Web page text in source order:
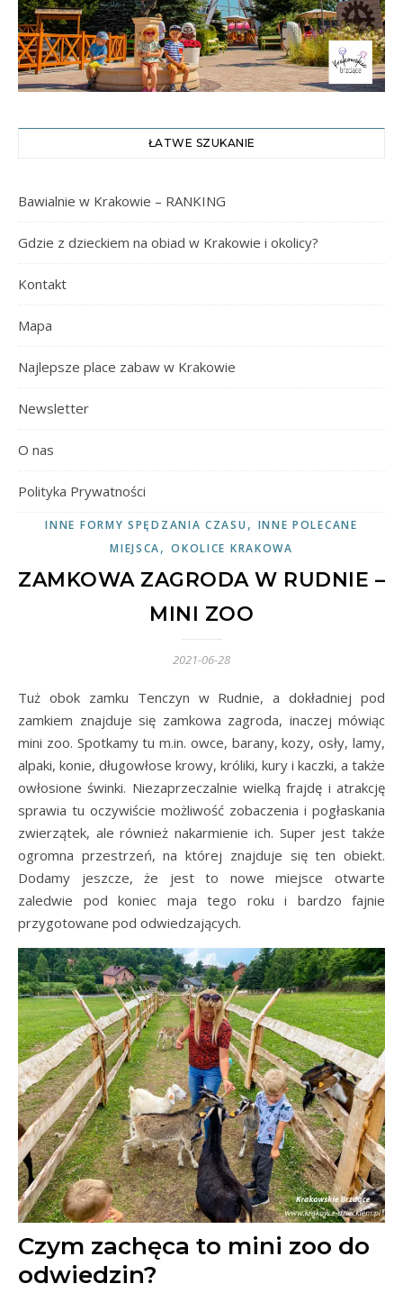
ŁATWE SZUKANIE
Bawialnie w Krakowie – RANKING
Gdzie z dzieckiem na obiad w Krakowie i okolicy?
Kontakt
Mapa
Najlepsze place zabaw w Krakowie
Newsletter
O nas
Polityka Prywatności
INNE FORMY SPĘDZANIA CZASU , INNE POLECANE
MIEJSCA,OKOLICE KRAKOWA
ZAMKOWA ZAGRODA W RUDNIE –
MINI ZOO
2021-06-28
Tuż obok zamku Tenczyn w Rudnie, a dokładniej pod
zamkiem znajduje się zamkowa zagroda, inaczej mówiąc
mini zoo. Spotkamy tu m.in. owce, barany, kozy, osły, lamy,
alpaki, konie, długowłose krowy, króliki, kury i kaczki, a także
owłosione świnki. Niezaprzeczalnie wielką frajdę i atrakcję
sprawia tu oczywiście możliwość zobaczenia i pogłaskania
zwierzątek, ale również nakarmienie ich. Super jest także
ogromna przestrzeń, na której znajduje się ten obiekt.
Dodamy jeszcze, że jest to nowe miejsce otwarte
zaledwie pod koniec maja tego roku i bardzo fajnie
przygotowane pod odwiedzających.
Czym zachęca to mini zoo do
odwiedzin?